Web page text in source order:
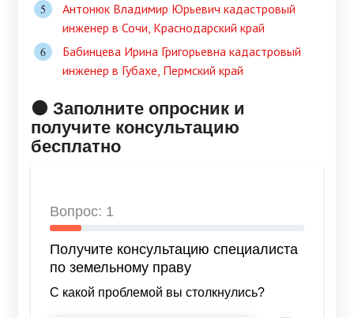
Антонюк Владимир Юрьевич кадастровый
инженер в Сочи, Краснодарский край
Бабинцева Ирина Григорьевна кадастровый
инженер в Губахе, Пермский край
🟠 Заполните опросник и
получите консультацию
бесплатно